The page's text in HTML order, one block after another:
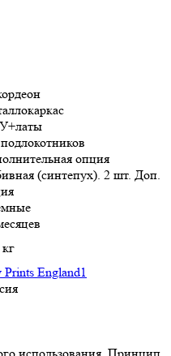
опция
(синтепух). 2 шт. Доп.
Prints England1